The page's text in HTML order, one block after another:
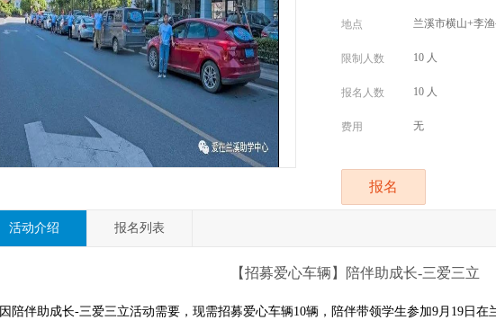
地点 兰溪市横山+李
限制人数 10 人
报名人数 10 人
费用 无
报名
活动介绍 报名列表
【招募爱心车辆】陪伴助成长-三爱三立
因陪伴助成长-三爱三立活动需要，现需招募爱心车辆10辆，陪伴带领学生参加9月19日